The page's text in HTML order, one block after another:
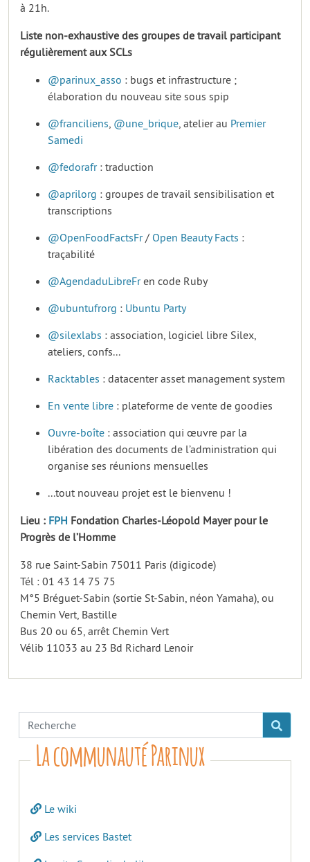
à 21h.
Liste non-exhaustive des groupes de travail participant
régulièrement aux SCLs
@parinux_asso : bugs et infrastructure ;
élaboration du nouveau site sous spip
@franciliens, @une_brique, atelier au Premier
Samedi
@fedorafr: traduction
@aprilorg : groupes de travail sensibilisation et
transcriptions
@OpenFoodFactsFr/ Open Beauty Facts :
traçabilité
@AgendaduLibreFren code Ruby
@ubuntufrorg : Ubuntu Party
@silexlabs : association, logiciel libre Silex,
ateliers, confs...
Racktables : datacenter asset management system
En vente libre : plateforme de vente de goodies
Ouvre-boîte : association qui œuvre par la
libération des documents de l’administration qui
organise ses réunions mensuelles
...tout nouveau projet est le bienvenu !
Lieu : FPH Fondation Charles-Léopold Mayer pour le
Progrès de l’Homme
38 rue Saint-Sabin 75011 Paris (digicode)
Tél : 01 43 14 75 75
M°5 Bréguet-Sabin (sortie St-Sabin, néon Yamaha), ou
Chemin Vert, Bastille
Bus 20 ou 65, arrêt Chemin Vert
Vélib 11033 au 23 Bd Richard Lenoir
La communauté Parinux
Le wiki
Les services Bastet